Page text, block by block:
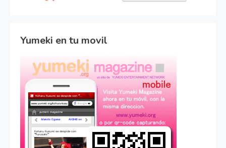
Yumeki en tu movil